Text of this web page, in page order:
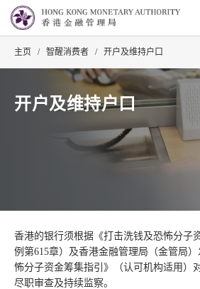
主页 / 智醒消费者 / 开户及维持户口
开户及维持户口
香港的银行须根据《打击洗钱及恐怖分子
例第615章）及香港金融管理局（金管局
怖分子资金筹集指引》（认可机构适用）
尽职审查及持续监察。